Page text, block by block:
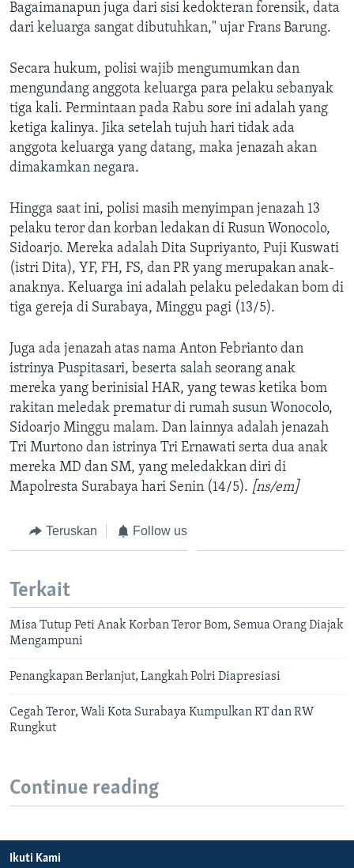
Bagaimanapun juga dari sisi kedokteran forensik, data
dari keluarga sangat dibutuhkan," ujar Frans Barung.
Secara hukum, polisi wajib mengumumkan dan
mengundang anggota keluarga para pelaku sebanyak
tiga kali. Permintaan pada Rabu sore ini adalah yang
ketiga kalinya. Jika setelah tujuh hari tidak ada
anggota keluarga yang datang, maka jenazah akan
dimakamkan negara.
Hingga saat ini, polisi masih menyimpan jenazah 13
pelaku teror dan korban ledakan di Rusun Wonocolo,
Sidoarjo. Mereka adalah Dita Supriyanto, Puji Kuswati
(istri Dita), YF, FH, FS, dan PR yang merupakan anak-
anaknya. Keluarga ini adalah pelaku peledakan bom di
tiga gereja di Surabaya, Minggu pagi (13/5).
Juga ada jenazah atas nama Anton Febrianto dan
istrinya Puspitasari, beserta salah seorang anak
mereka yang berinisial HAR, yang tewas ketika bom
rakitan meledak prematur di rumah susun Wonocolo,
Sidoarjo Minggu malam. Dan lainnya adalah jenazah
Tri Murtono dan istrinya Tri Ernawati serta dua anak
mereka MD dan SM, yang meledakkan diri di
Mapolresta Surabaya hari Senin (14/5). [ns/em]
Teruskan Follow us
Terkait
Misa Tutup Peti Anak Korban Teror Bom, Semua Orang Diajak
Mengampuni
Penangkapan Berlanjut, Langkah Polri Diapresiasi
Cegah Teror, Wali Kota Surabaya Kumpulkan RT dan RW
Rungkut
Continue reading
Ikuti Kami